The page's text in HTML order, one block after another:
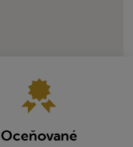
Oceňované